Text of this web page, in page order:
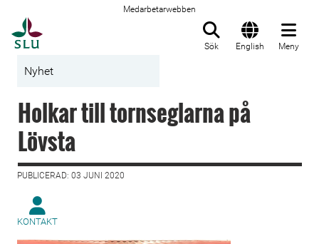
Medarbetarwebben
Sök English Meny
Nyhet
Holkar till tornseglarna på
Lövsta
PUBLICERAD: 03 JUNI 2020
KONTAKT